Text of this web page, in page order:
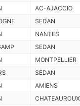
AC-AJACCIO
SEDAN
NANTES
SEDAN
MONTPELLIER
SEDAN
AMIENS
CHATEAUROUX